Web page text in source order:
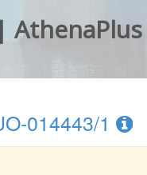
AthenaPlus
014443/1